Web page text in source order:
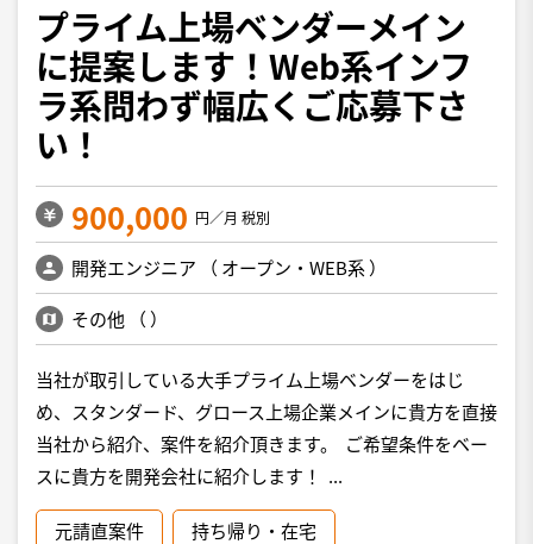
プライム上場ベンダーメイン
に提案します！Web系インフ
ラ系問わず幅広くご応募下さ
い！
900,000 円／月 税別
開発エンジニア （ オープン・WEB系）
その他 （ ）
当社が取引している大手プライム上場ベンダーをはじ
め、スタンダード、グロース上場企業メインに貴方を直接
当社から紹介、案件を紹介頂きます。 ご希望条件をベー
スに貴方を開発会社に紹介します！ ...
元請直案件 持ち帰り・在宅